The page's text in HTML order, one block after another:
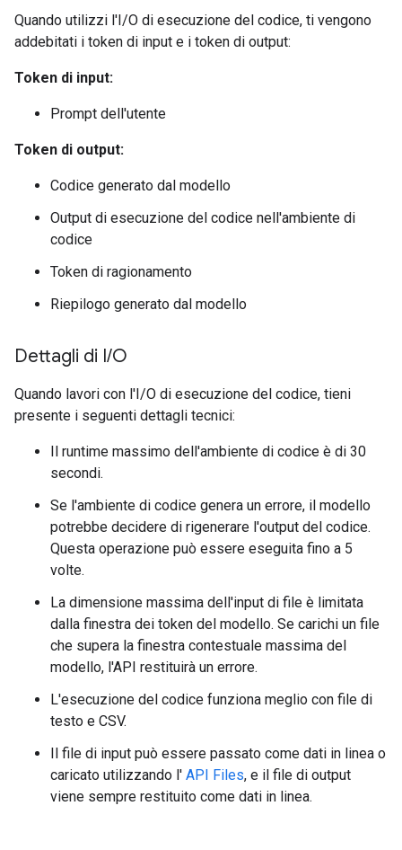
Quando utilizzi l'I/O di esecuzione del codice, ti vengono
addebitati i token di input e i token di output:
Token di input:
Prompt dell'utente
Token di output:
Codice generato dal modello
Output di esecuzione del codice nell'ambiente di
codice
Token di ragionamento
Riepilogo generato dal modello
Dettagli di I/O
Quando lavori con l'I/O di esecuzione del codice, tieni
presente i seguenti dettagli tecnici:
Il runtime massimo dell'ambiente di codice è di 30
secondi.
Se l'ambiente di codice genera un errore, il modello
potrebbe decidere di rigenerare l'output del codice.
Questa operazione può essere eseguita fino a 5
volte.
La dimensione massima dell'input di file è limitata
dalla finestra dei token del modello. Se carichi un file
che supera la finestra contestuale massima del
modello, l'API restituirà un errore.
L'esecuzione del codice funziona meglio con file di
testo e CSV.
Il file di input può essere passato come dati in linea o
caricato utilizzando l' API Files, e il file di output
viene sempre restituito come dati in linea.